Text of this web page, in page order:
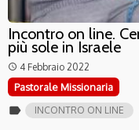
Incontro on line.
più sole in Israele
access_time 4 Febbraio 2022
Pastorale Missionaria
label INCONTRO ON LINE